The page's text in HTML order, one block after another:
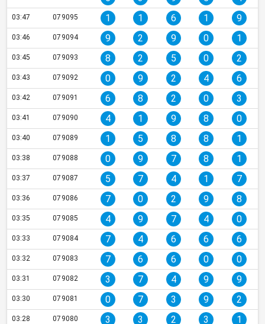
03:47 079095 1 1 6 1 9
03:46 079094 9 2 9 0 1
03:45 079093 8 2 5 0 2
03:43 079092 0 9 2 4 6
03:42 079091 6 8 2 0 3
03:41 079090 4 1 9 8 0
03:40 079089 1 5 8 8 1
03:38 079088 0 9 7 8 1
03:37 079087 5 7 4 1 7
03:36 079086 7 0 2 9 8
03:35 079085 4 9 7 4 0
03:33 079084 7 4 6 6 6
03:32 079083 7 6 6 0 0
03:31 079082 3 7 4 9 9
03:30 079081 0 7 3 9 2
03:28 079080 3 3 2 3 1